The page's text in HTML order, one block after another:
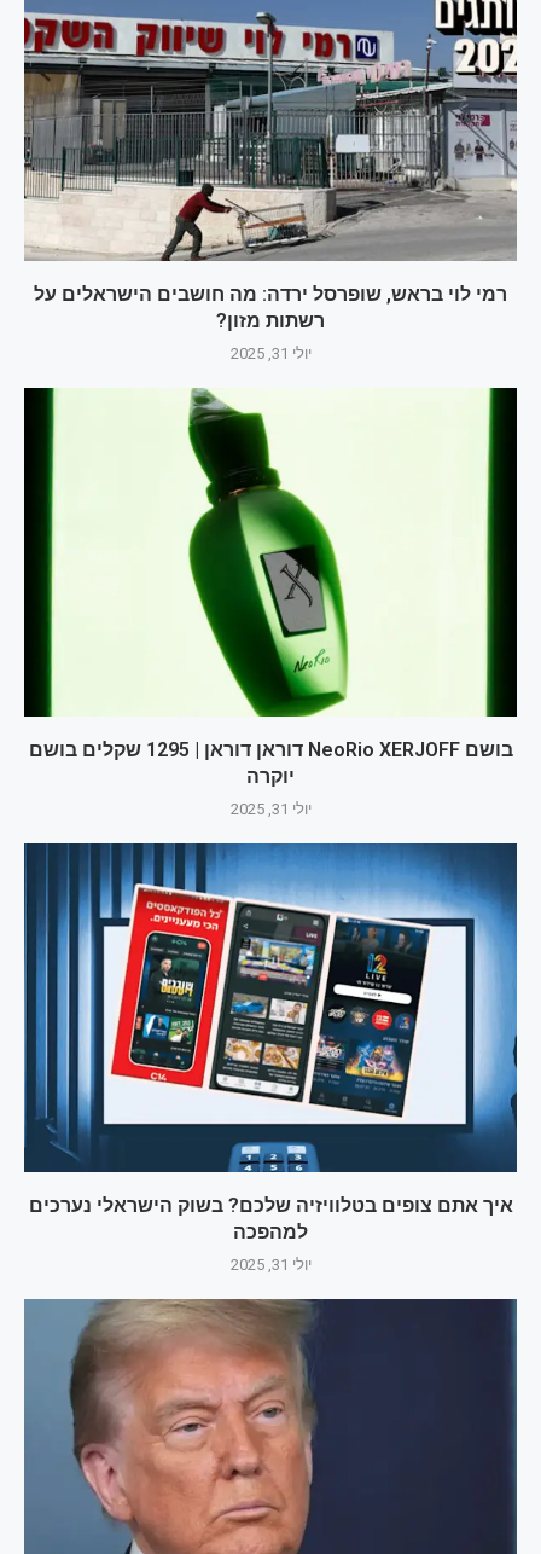
רמי לוי בראש, שופרסל ירדה: מה חושבים הישראלים על
רשתות מזון?
יולי 31, 2025
בושם NeoRio XERJOFF דוראן דוראן | 1295 שקלים בושם
יוקרה
יולי 31, 2025
איך אתם צופים בטלוויזיה שלכם? בשוק הישראלי נערכים
למהפכה
יולי 31, 2025